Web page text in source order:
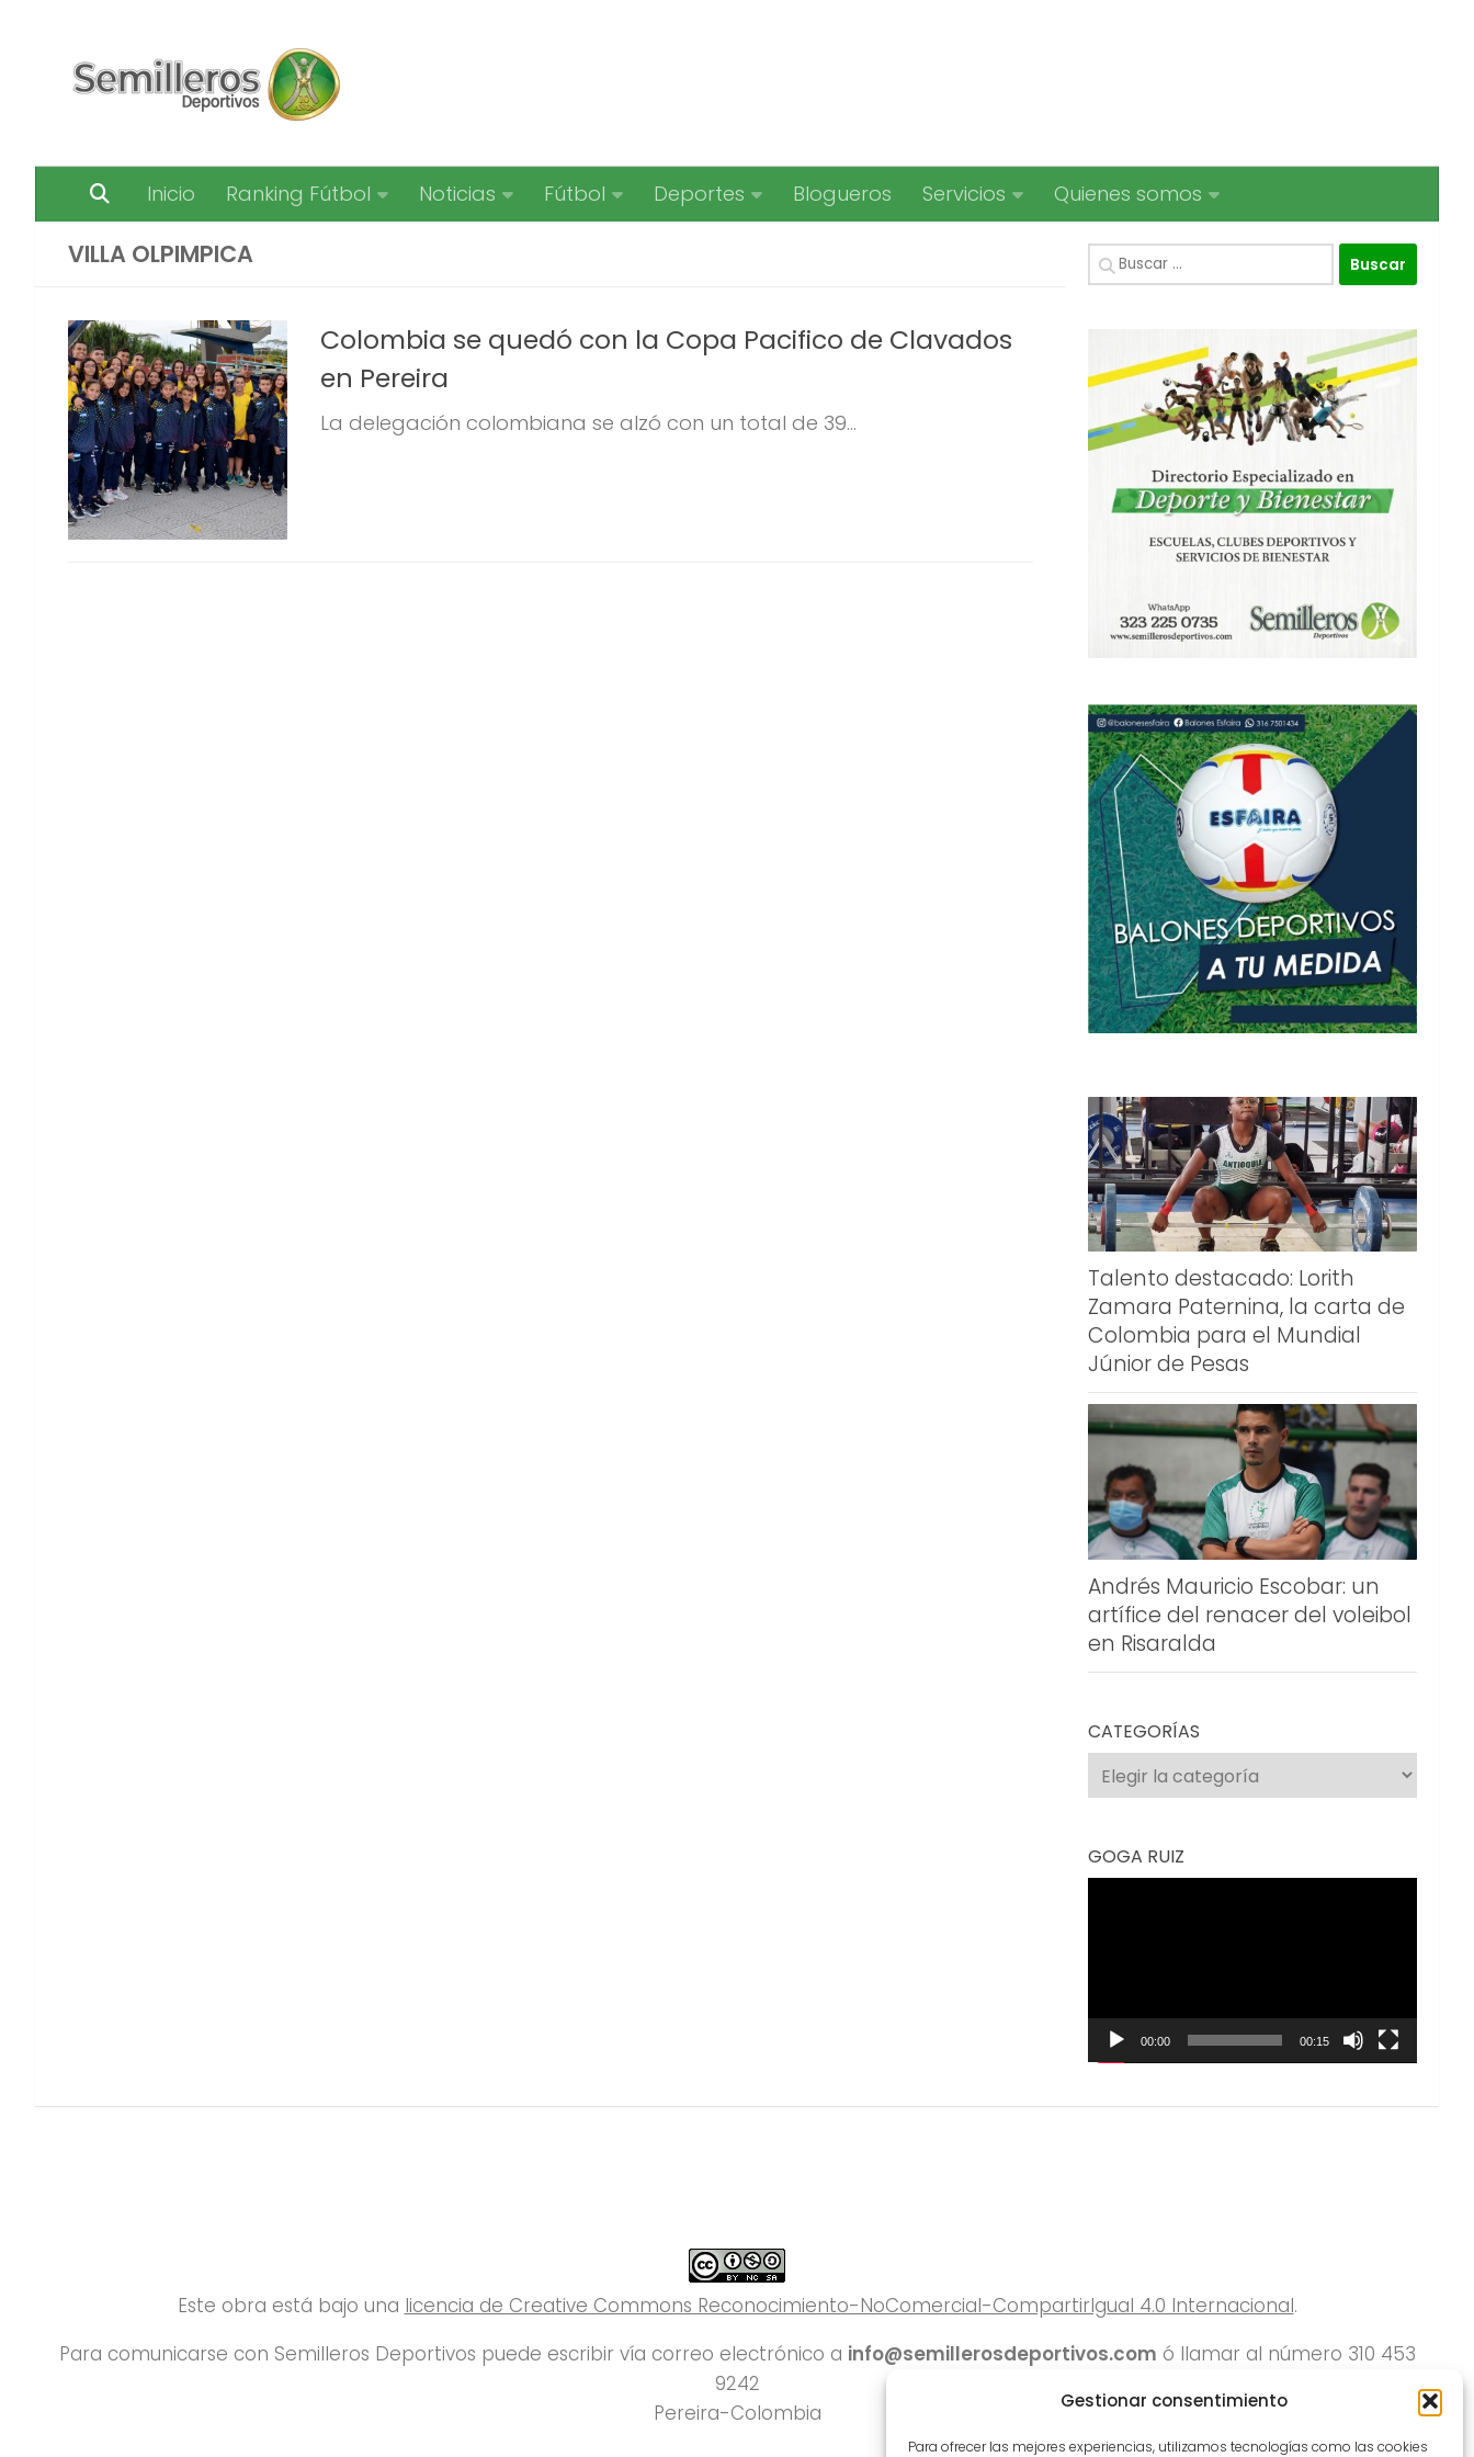
Gestionar consentimiento
Para ofrecer las mejores experiencias, utilizamos tecnologías como las cookies
Inicio Ranking Fútbol Noticias Fútbol Deportes Blogueros Servicios Quienes somos
VILLA OLPIMPICA
Colombia se quedó con la Copa Pacifico de Clavados
en Pereira
La delegación colombiana se alzó con un total de 39...
Buscar:
Talento destacado: Lorith
Zamara Paternina, la carta de
Colombia para el Mundial
Júnior de Pesas
Andrés Mauricio Escobar: un
artífice del renacer del voleibol
en Risaralda
CATEGORÍAS
Categorías
GOGA RUIZ
00:00 00:15
Este obra está bajo una licencia de Creative Commons Reconocimiento-NoComercial-CompartirIgual 4.0 Internacional.
Para comunicarse con Semilleros Deportivos puede escribir vía correo electrónico a info@semillerosdeportivos.com ó llamar al número 310 453
9242
Pereira-Colombia